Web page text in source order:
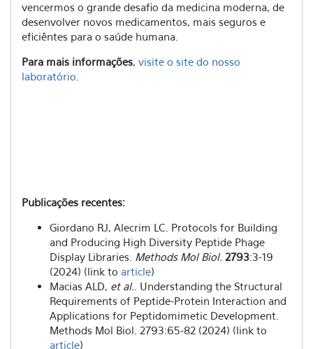
vencermos o grande desafio da medicina moderna, de
desenvolver novos medicamentos, mais seguros e
eficiêntes para o saúde humana.
Para mais informações, visite o site do nosso
laboratório
Publicações recentes:
Giordano RJ, Alecrim LC. Protocols for Building
and Producing High Diversity Peptide Phage
Display Libraries. Methods Mol Biol. 2793:3-19
(2024) (link to article)
Macias ALD, et al. . Understanding the Structural
Requirements of Peptide-Protein Interaction and
Applications for Peptidomimetic Development.
Methods Mol Biol. 2793:65-82 (2024) (link to
article)